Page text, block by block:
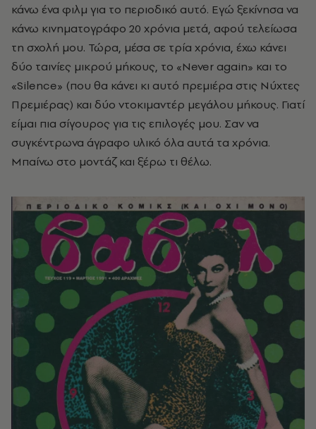
κάνω ένα φιλμ για το περιοδικό αυτό. Εγώ ξεκίνησα να
κάνω κινηματογράφο 20 χρόνια μετά, αφού τελείωσα
τη σχολή μου. Τώρα, μέσα σε τρία χρόνια, έχω κάνει
δύο ταινίες μικρού μήκους, το «Never again» και το
«Silence» (που θα κάνει κι αυτό πρεμιέρα στις Νύχτες
Πρεμιέρας) και δύο ντοκιμαντέρ μεγάλου μήκους. Γιατί
είμαι πια σίγουρος για τις επιλογές μου. Σαν να
συγκέντρωνα άγραφο υλικό όλα αυτά τα χρόνια.
Μπαίνω στο μοντάζ και ξέρω τι θέλω.